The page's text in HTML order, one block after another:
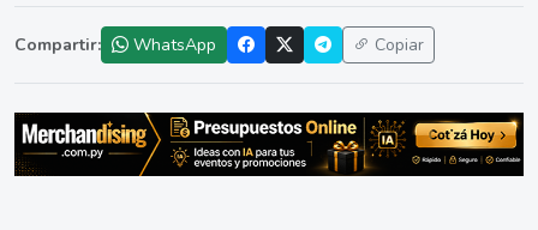
Compartir: WhatsApp Copiar